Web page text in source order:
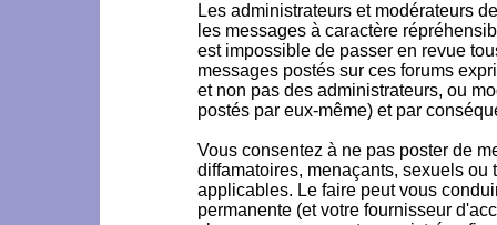
Les administrateurs et modérateurs
les messages à caractère
est impossible de passer en revue
messages postés sur ces forums
et non pas des administrateurs, ou
postés par eux-même) et par
Vous consentez à ne pas poster de
diffamatoires, menaçants, sexuels
applicables. Le faire peut vous
permanente (et votre fournisseur